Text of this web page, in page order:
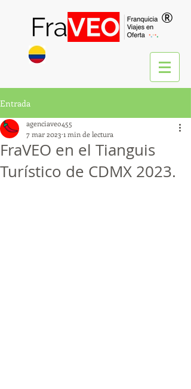
®
Entrada
FraVEO en el Tianguis
Turístico de CDMX 2023.
agenciaveo455
7 mar 2023 1 min de lectura